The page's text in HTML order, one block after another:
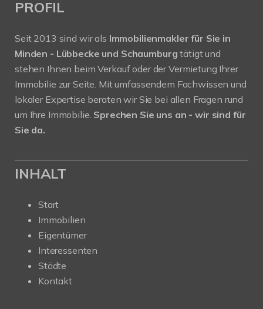
PROFIL
Seit 2013 sind wir als Immobilienmakler für Sie in
Minden - Lübbecke und Schaumburgtätigt und
stehen Ihnen beim Verkauf oder der Vermietung Ihrer
Immobilie zur Seite. Mit umfassendem Fachwissen und
lokaler Expertise beraten wir Sie bei allen Fragen rund
um Ihre Immobilie. Sprechen Sie uns an - wir sind für
Sie da.
INHALT
Start
Immobilien
Eigentümer
Interessenten
Städte
Kontakt